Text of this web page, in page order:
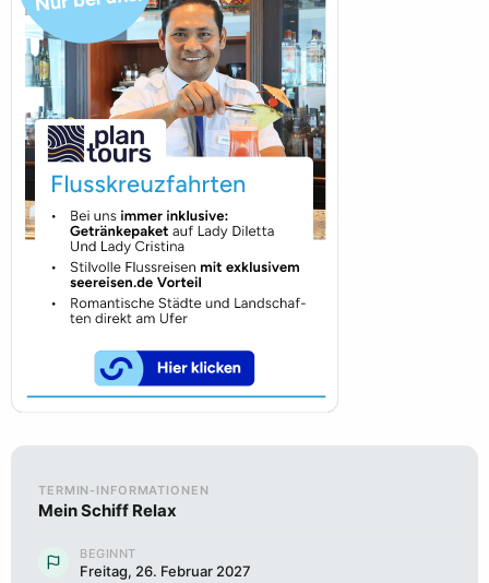
TERMIN-INFORMATIONEN
Mein Schiff Relax
BEGINNT
Freitag, 26. Februar 2027